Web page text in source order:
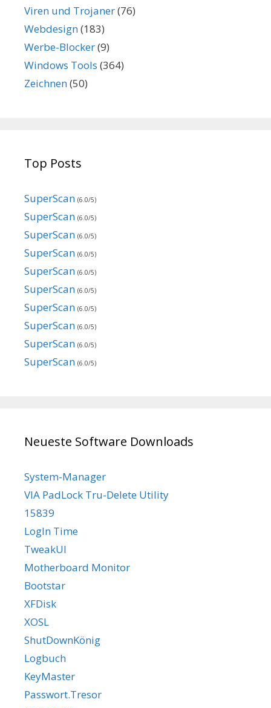
Viren und Trojaner(76)
Webdesign(183)
Werbe-Blocker(9)
Windows Tools (364)
Zeichnen(50)
Top Posts
SuperScan (6.0/5)
SuperScan (6.0/5)
SuperScan (6.0/5)
SuperScan (6.0/5)
SuperScan (6.0/5)
SuperScan (6.0/5)
SuperScan (6.0/5)
SuperScan (6.0/5)
SuperScan (6.0/5)
SuperScan (6.0/5)
Neueste Software Downloads
System-Manager
VIA PadLock Tru-Delete Utility
15839
LogIn Time
TweakUI
Motherboard Monitor
Bootstar
XFDisk
XOSL
ShutDownKönig
Logbuch
KeyMaster
Passwort.Tresor